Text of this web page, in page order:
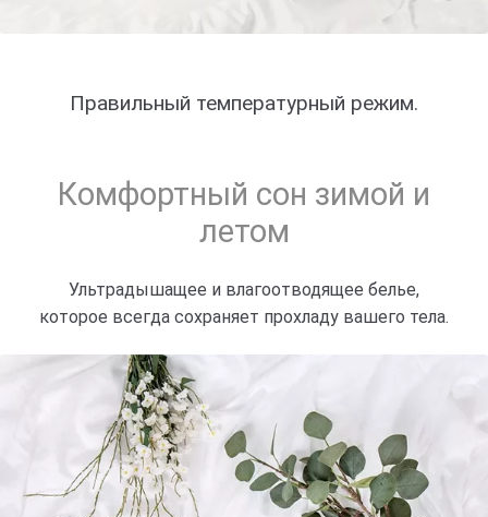
Правильный температурный режим.
Комфортный сон зимой и
летом
Ультрадышащее и влагоотводящее белье,
которое всегда сохраняет прохладу вашего тела.